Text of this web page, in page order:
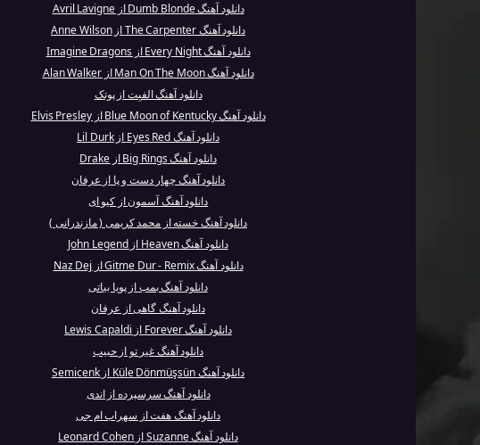
دانلود آهنگ Dumb Blonde از Avril Lavigne
دانلود آهنگ The Carpenter از Anne Wilson
دانلود آهنگ Every Night از Imagine Dragons
دانلود آهنگ Man On The Moon از Alan Walker
دانلود آهنگ الفبِت از پوتک
دانلود آهنگ Blue Moon of Kentucky از Elvis Presley
دانلود آهنگ Eyes Red از Lil Durk
دانلود آهنگ Big Rings از Drake
دانلود آهنگ چهار دست و پا از عرفان
دانلود آهنگ آسمون از کیو ای
دانلود آهنگ خسته از محمد کریمی ( مازندرانی )
دانلود آهنگ Heaven از John Legend
دانلود آهنگ Gitme Dur - Remix از Naz Dej
دانلود آهنگ بمب از پویا بیاتی
دانلود آهنگ گاهی از عرفان
دانلود آهنگ Forever از Lewis Capaldi
دانلود آهنگ غیر تو از حبیب
دانلود آهنگ Küle Dönmüşsün از Semicenk
دانلود آهنگ سرسپرده از اندی
دانلود آهنگ هفت از سهراب ام جی
دانلود آهنگ Suzanne از Leonard Cohen